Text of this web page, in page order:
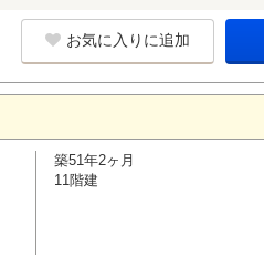
お気に入りに追加
築51年2ヶ月
11階建